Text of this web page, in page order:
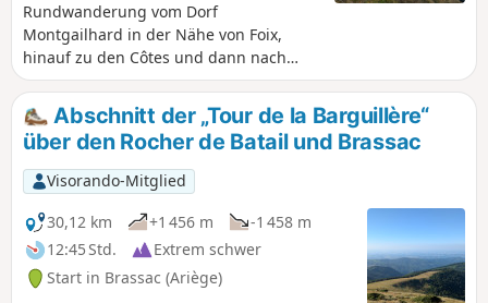
Rundwanderung vom Dorf
Montgailhard in der Nähe von Foix,
hinauf zu den Côtes und dann nach
Saint-Genès. Wanderung im Unterholz
beim Aufstieg und beim Abstieg. Kann
bei hoher Luftfeuchtigkeit etwas
rutschig sein. Der Weg über den Kamm
bietet einen sehr schönen Blick nach
Süden auf die Pyrenäenkette, von
Soularac im Osten bis zur Pique
d'Endron und dann zum Roc de Batail
im Westen.
Abschnitt der „Tour de la Barguillère“
über den Rocher de Batail und Brassac
Visorando-Mitglied
30,12 km
+1 456 m
-1 458 m
12:45 Std.
Extrem schwer
Start in Brassac (Ariège)